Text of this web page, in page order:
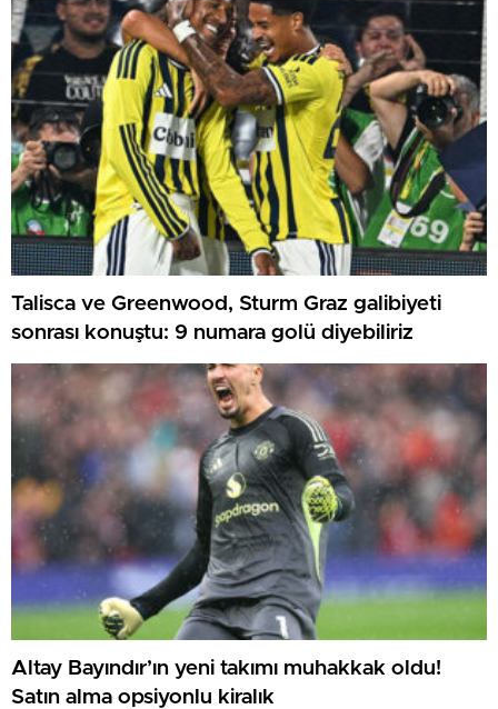
Talisca ve Greenwood, Sturm Graz galibiyeti
sonrası konuştu: 9 numara golü diyebiliriz
Altay Bayındır’ın yeni takımı muhakkak oldu!
Satın alma opsiyonlu kiralık